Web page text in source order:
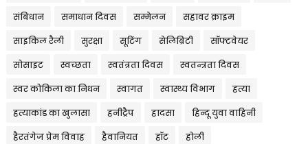
संबिधान समाधान दिवस सम्मेलन सहावर क्राइम
साइकिल रैली सुरक्षा सूटिंग सेलिब्रिटी सॉफ्टवेयर
सोसाइट स्वच्छता स्वतंत्रता दिवस स्वतन्त्रता दिवस
स्वर कोकिला का निधन स्वागत स्वास्थ्य विभाग हत्या
हत्याकांड का खुलासा हनीट्रैप हादसा हिन्दू युवा वाहिनी
हैरतंगेज प्रेम विवाह हैवानियत हॉट होली